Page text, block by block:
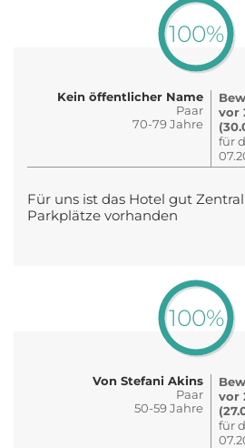
100%
Kein öffentlicher Name
Paar
70-79 Jahre
vor
für
Für uns ist das Hotel gut
Parkplätze vorhanden
100%
Von Stefani Akins
Paar
50-59 Jahre
vor
für